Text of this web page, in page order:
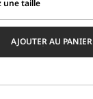
une taille
AJOUTER AU PANIER